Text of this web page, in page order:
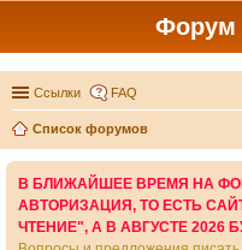
Форум
Ссылки FAQ
Список форумов
В БЛИЖАЙШЕЕ ВРЕМЯ НА
АВТОРИЗАЦИЯ, ТО ЕСТЬ
ЧТЕНИЕ", А В АВГУСТЕ 2026